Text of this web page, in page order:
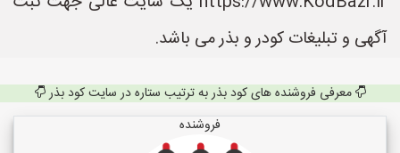
آگهی و تبلیغات کودر و بذر می باشد.
معرفی فروشنده های کود بذر به ترتیب ستاره در سایت کود بذر
فروشنده